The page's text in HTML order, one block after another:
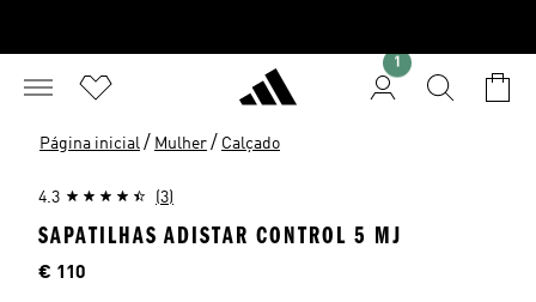
1
Página inicial / Mulher / Calçado
4.3 (3)
SAPATILHAS ADISTAR CONTROL 5 MJ
Preço
€ 110